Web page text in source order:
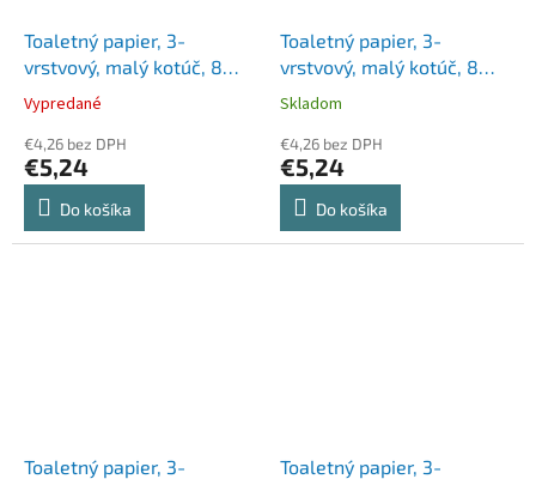
Toaletný papier, 3-
vrstvový, malý kotúč, 8
kotúčov, TENTO "Balsam
Pure", biela
Vypredané
€4,26 bez DPH
€5,24
Do košíka
Toaletný papier, 3-
vrstvový, malý kotúč, 8
kotúčov, ZEWA "Deluxe",
Skladom
€4,26 bez DPH
€5,24
Do košíka
Toaletný papier, 3-
Toaletný papier, 3-